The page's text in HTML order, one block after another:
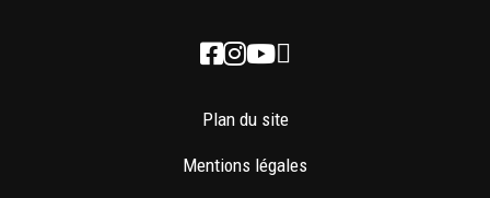
Facebook
Instagram
Youtube
Newsletter
Plan du site
Mentions légales